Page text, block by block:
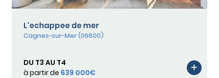
L'echappee de mer
Cagnes-sur-Mer (06800)
DU T3 AU T4
à partir de 639 000€